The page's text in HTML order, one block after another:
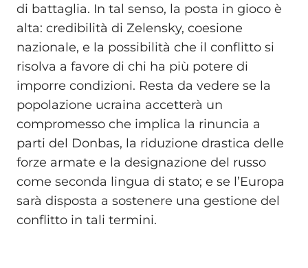
di battaglia. In tal senso, la posta in gioco è
alta: credibilità di Zelensky, coesione
nazionale, e la possibilità che il conflitto si
risolva a favore di chi ha più potere di
imporre condizioni. Resta da vedere se la
popolazione ucraina accetterà un
compromesso che implica la rinuncia a
parti del Donbas, la riduzione drastica delle
forze armate e la designazione del russo
come seconda lingua di stato; e se l’Europa
sarà disposta a sostenere una gestione del
conflitto in tali termini.